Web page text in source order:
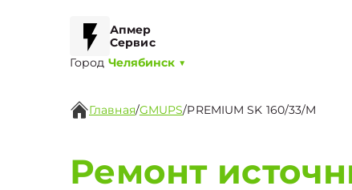
Апмер
Сервис
Город Челябинск ▼
Главная/GMUPS/PREMIUM SK 160/33/M
Ремонт